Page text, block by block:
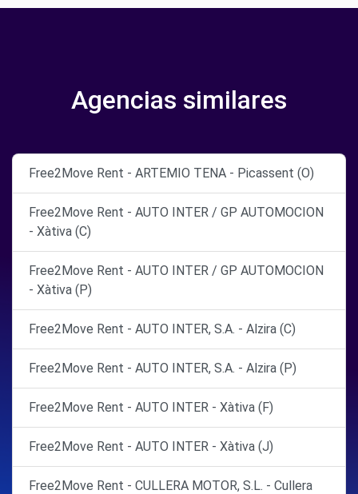
Agencias similares
Free2Move Rent - ARTEMIO TENA - Picassent (O)
Free2Move Rent - AUTO INTER / GP AUTOMOCION
- Xàtiva (C)
Free2Move Rent - AUTO INTER / GP AUTOMOCION
- Xàtiva (P)
Free2Move Rent - AUTO INTER, S.A. - Alzira (C)
Free2Move Rent - AUTO INTER, S.A. - Alzira (P)
Free2Move Rent - AUTO INTER - Xàtiva (F)
Free2Move Rent - AUTO INTER - Xàtiva (J)
Free2Move Rent - CULLERA MOTOR, S.L. - Cullera